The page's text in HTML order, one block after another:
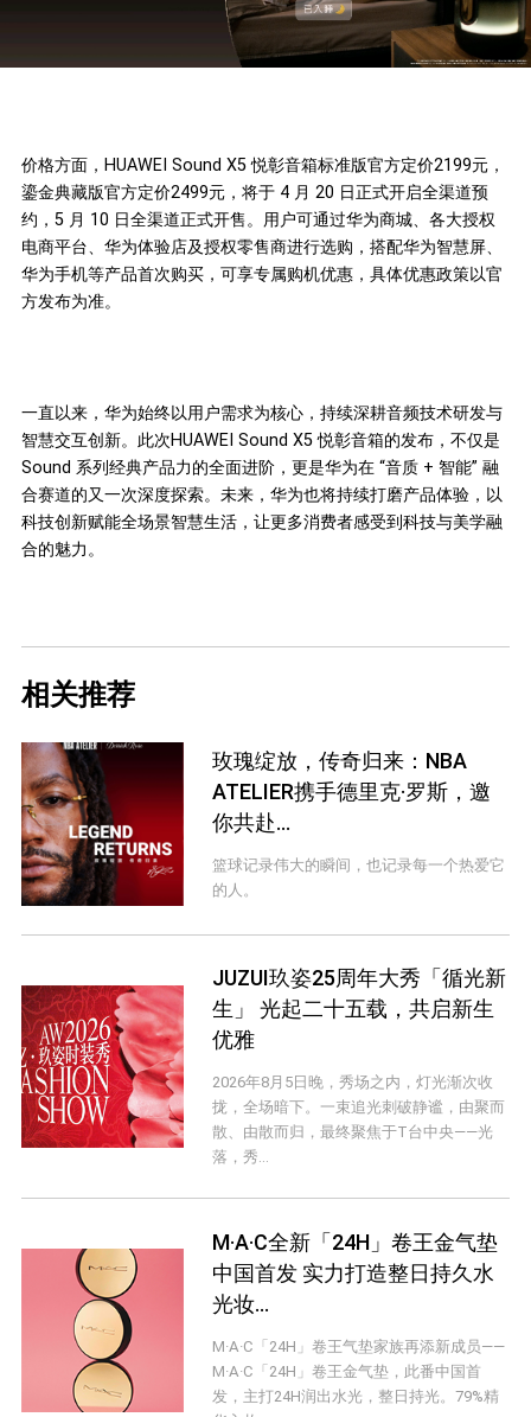
价格方面，HUAWEI Sound X5 悦彰音箱标准版官方定价2199元，
鎏金典藏版官方定价2499元，将于 4 月 20 日正式开启全渠道预
约，5 月 10 日全渠道正式开售。用户可通过华为商城、各大授权
电商平台、华为体验店及授权零售商进行选购，搭配华为智慧屏、
华为手机等产品首次购买，可享专属购机优惠，具体优惠政策以官
方发布为准。
一直以来，华为始终以用户需求为核心，持续深耕音频技术研发与
智慧交互创新。此次HUAWEI Sound X5 悦彰音箱的发布，不仅是
Sound 系列经典产品力的全面进阶，更是华为在 “音质 + 智能” 融
合赛道的又一次深度探索。未来，华为也将持续打磨产品体验，以
科技创新赋能全场景智慧生活，让更多消费者感受到科技与美学融
合的魅力。
相关推荐
玫瑰绽放，传奇归来：NBA
ATELIER携手德里克·罗斯，邀
你共赴...
篮球记录伟大的瞬间，也记录每一个热爱它
的人。
JUZUI玖姿25周年大秀「循光新
生」 光起二十五载，共启新生
优雅
2026年8月5日晚，秀场之内，灯光渐次收
拢，全场暗下。一束追光刺破静谧，由聚而
散、由散而归，最终聚焦于T台中央——光
落，秀...
M·A·C全新「24H」卷王金气垫
中国首发 实力打造整日持久水
光妆...
M·A·C「24H」卷王气垫家族再添新成员——
M·A·C「24H」卷王金气垫，此番中国首
发，主打24H润出水光，整日持光。79%精